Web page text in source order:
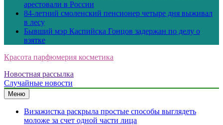
арестовали в России
84-летний смоленский пенсионер четыре дня выживал
в лесу
Бывший мэр Каспийска Гонцов задержан по делу о
взятке
Красота парфюмерия косметика
Новостная рассылка
Случайные новости
Меню
Визажистка раскрыла простые способы выглядеть
моложе за счет одной части лица